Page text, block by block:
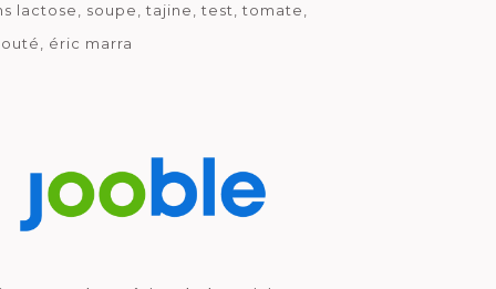
lactose
soupe tajine test
tomate
éric marra